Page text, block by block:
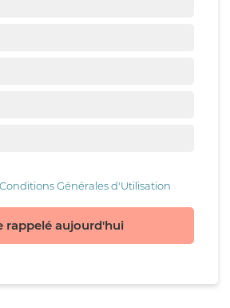
Conditions Générales d'Utilisation
rappelé aujourd'hui